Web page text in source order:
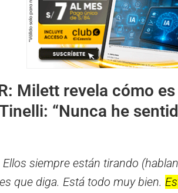
Milett revela cómo
“Nunca he
siempre están tirando
que diga. Está todo muy bien.